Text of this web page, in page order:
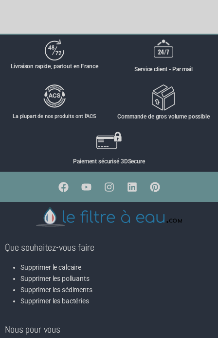
Livraison rapide, partout en France Service client - Par mail
La plupart de nos produits ont l'ACS Commande de gros volume possible
Paiement sécurisé 3DSecure
Que souhaitez-vous faire
Supprimer le calcaire
Supprimer les polluants
Supprimer les sédiments
Supprimer les bactéries
Nous pour vous